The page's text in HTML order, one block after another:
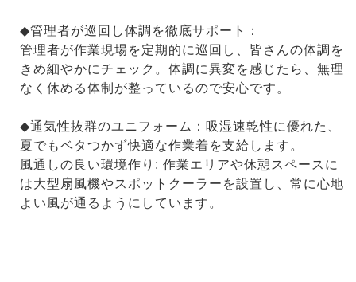
◆管理者が巡回し体調を徹底サポート：
管理者が作業現場を定期的に巡回し、皆さんの体調を
きめ細やかにチェック。体調に異変を感じたら、無理
なく休める体制が整っているので安心です。
◆通気性抜群のユニフォーム：吸湿速乾性に優れた、
夏でもベタつかず快適な作業着を支給します。
風通しの良い環境作り: 作業エリアや休憩スペースに
は大型扇風機やスポットクーラーを設置し、常に心地
よい風が通るようにしています。